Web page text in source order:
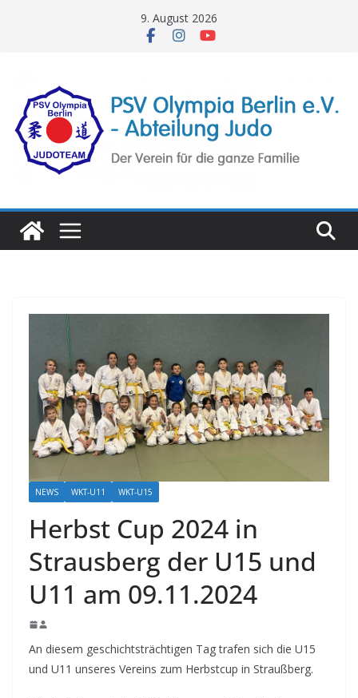
9. August 2026
NEWS WKT-U11 WKT-U15
Herbst Cup 2024 in
Strausberg der U15 und
U11 am 09.11.2024
An diesem geschichtsträchtigen Tag trafen sich die U15
und U11 unseres Vereins zum Herbstcup in Straußberg.